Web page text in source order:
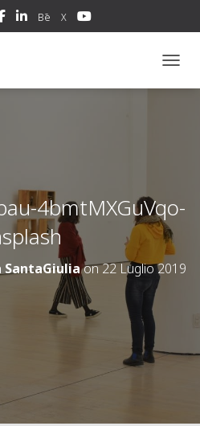
Bē X
4bmtMXGuVqo-
SantaGiuliaon22 Luglio 2019